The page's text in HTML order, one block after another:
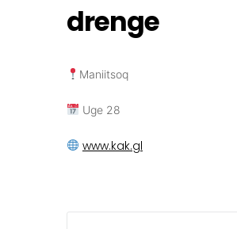
drenge
Maniitsoq
Uge 28
www.kak.gl